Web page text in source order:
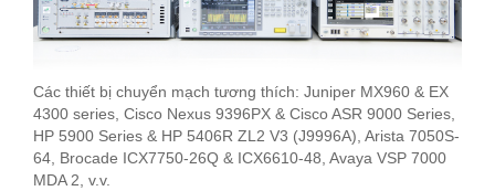
Các thiết bị chuyển mạch tương thích: Juniper MX960 & EX
4300 series, Cisco Nexus 9396PX & Cisco ASR 9000 Series,
HP 5900 Series & HP 5406R ZL2 V3 (J9996A), Arista 7050S-
64, Brocade ICX7750-26Q & ICX6610-48, Avaya VSP 7000
MDA 2, v.v.